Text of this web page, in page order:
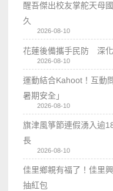
醒吾傑出校友掌舵天母
久
2026-08-10
花蓮後備攜手民防 深
2026-08-10
運動結合Kahoot！互動
暑期安全」
2026-08-10
旗津風箏節連假湧入逾
長
2026-08-10
佳里鄉親有福了！佳里
抽紅包